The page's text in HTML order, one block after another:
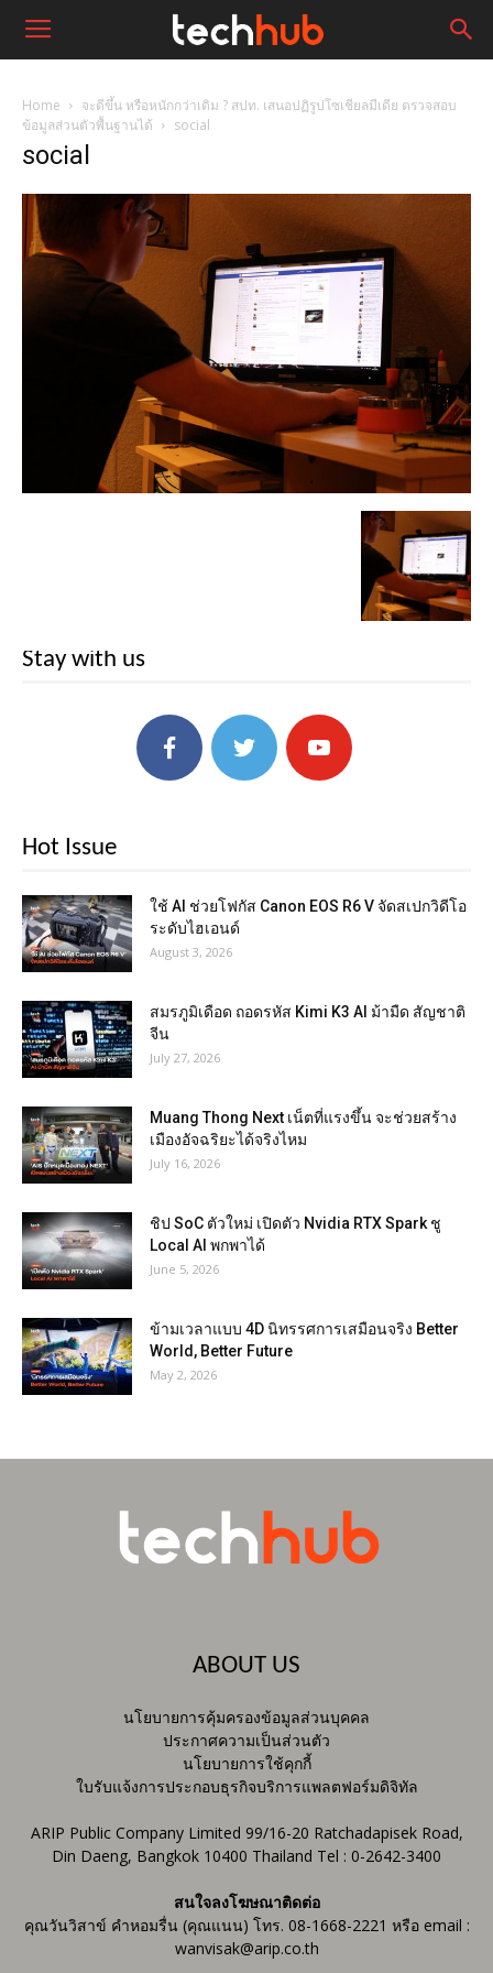
Home
จะดีขึ้น หรือหนักกว่าเดิม ? สปท. เสนอปฏิรูปโซเชียลมีเดีย ตรวจสอบ
ข้อมูลส่วนตัวพื้นฐานได้
social
social
Stay with us
Hot Issue
ใช้ AI ช่วยโฟกัส Canon EOS R6 V จัดสเปกวิดีโอ
ระดับไฮเอนด์
August 3, 2026
สมรภูมิเดือด ถอดรหัส Kimi K3 AI ม้ามืด สัญชาติ
จีน
July 27, 2026
Muang Thong Next เน็ตที่แรงขึ้น จะช่วยสร้าง
เมืองอัจฉริยะได้จริงไหม
July 16, 2026
ชิป SoC ตัวใหม่ เปิดตัว Nvidia RTX Spark ชู
Local AI พกพาได้
June 5, 2026
ข้ามเวลาแบบ 4D นิทรรศการเสมือนจริง Better
World, Better Future
May 2, 2026
ABOUT US
นโยบายการคุ้มครองข้อมูลส่วนบุคคล
ประกาศความเป็นส่วนตัว
นโยบายการใช้คุกกี้
ใบรับแจ้งการประกอบธุรกิจบริการแพลตฟอร์มดิจิทัล
ARIP Public Company Limited 99/16-20 Ratchadapisek Road,
Din Daeng, Bangkok 10400 Thailand Tel : 0-2642-3400
สนใจลงโฆษณาติดต่อ
คุณวันวิสาข์ คำหอมรื่น (คุณแนน) โทร. 08-1668-2221 หรือ email :
wanvisak@arip.co.th